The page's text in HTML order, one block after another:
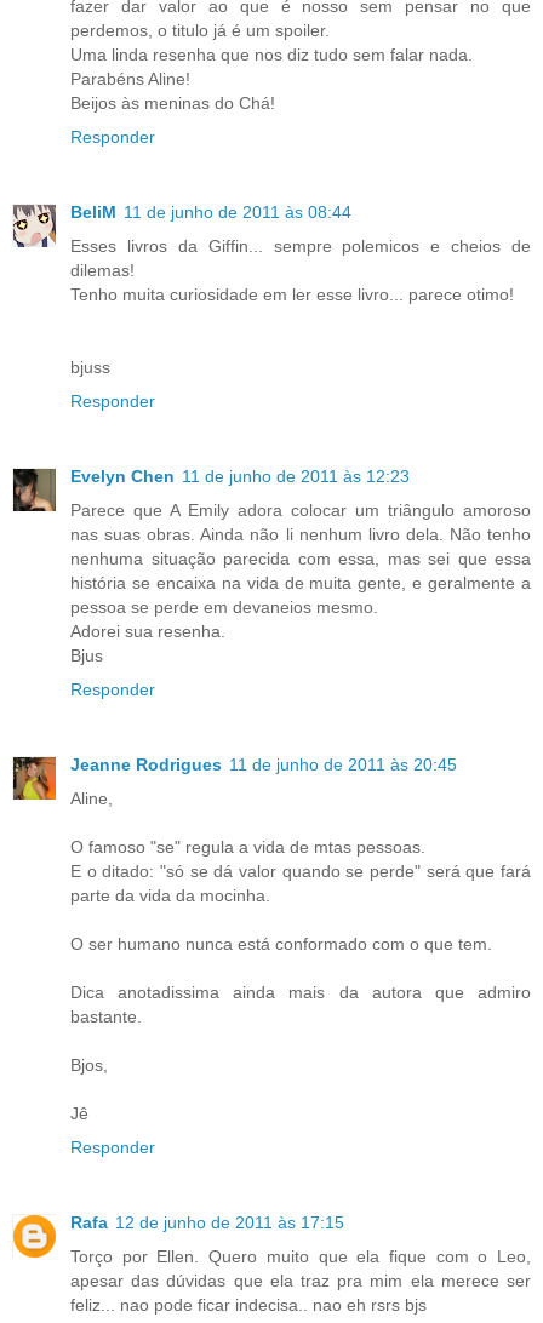
fazer dar valor ao que é nosso sem pensar no que
perdemos, o titulo já é um spoiler.
Uma linda resenha que nos diz tudo sem falar nada.
Parabéns Aline!
Beijos às meninas do Chá!
Responder
BeliM 11 de junho de 2011 às 08:44
Esses livros da Giffin... sempre polemicos e cheios de
dilemas!
Tenho muita curiosidade em ler esse livro... parece otimo!
bjuss
Responder
Evelyn Chen 11 de junho de 2011 às 12:23
Parece que A Emily adora colocar um triângulo amoroso
nas suas obras. Ainda não li nenhum livro dela. Não tenho
nenhuma situação parecida com essa, mas sei que essa
história se encaixa na vida de muita gente, e geralmente a
pessoa se perde em devaneios mesmo.
Adorei sua resenha.
Bjus
Responder
Jeanne Rodrigues 11 de junho de 2011 às 20:45
Aline,
O famoso "se" regula a vida de mtas pessoas.
E o ditado: "só se dá valor quando se perde" será que fará
parte da vida da mocinha.
O ser humano nunca está conformado com o que tem.
Dica anotadissima ainda mais da autora que admiro
bastante.
Bjos,
Jê
Responder
Rafa 12 de junho de 2011 às 17:15
Torço por Ellen. Quero muito que ela fique com o Leo,
apesar das dúvidas que ela traz pra mim ela merece ser
feliz... nao pode ficar indecisa.. nao eh rsrs bjs